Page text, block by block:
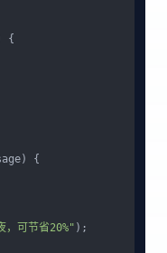
{
) {
，可节省20%" );